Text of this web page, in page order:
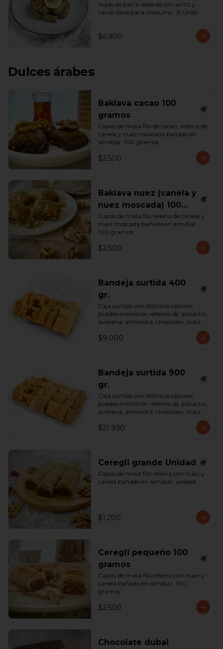
Hojas de parra rellenas con arroz y
carne listas para consumir. 15 Unds.
$6.900
Dulces árabes
Baklava cacao 100
gramos
Capas de masa filo de cacao, rellena de
canela y nuez moscada bañado en
almíbar. 100 gramos
$2.500
Baklava nuez (canela y
nuez moscada) 100
gramos
Capas de masa filo rellena de canela y
nuez moscada bañado en almíbar.
100 gramos
$2.500
Bandeja surtida 400
gr.
Caja surtida con distintos sabores
puedes encontrar rellenos de  pistacho,
avellana, almendra, chocolate, nuez y
*Surtido enviado sujeto a
$9.000
Bandeja surtida 900
gr.
Caja surtida con distintos sabores
puedes encontrar rellenos de  pistacho,
avellana, almendra, chocolate, nuez y
*Surtido enviado sujeto a
$21.990
Ceregli grande Unidad
Capas de masa filo rellena con nuez y
canela bañado en almibar. unidad
$1.200
Ceregli pequeño 100
gramos
Capas de masa filo rellena con nuez y
canela bañado en almibar. 100
gramos
$2.500
Chocolate dubai